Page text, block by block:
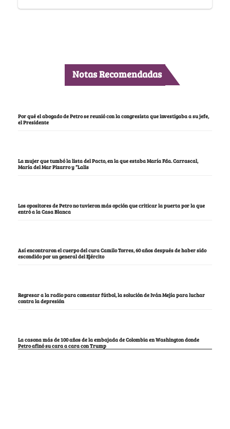
Notas Recomendadas
Por qué el abogado de Petro se reunió con la congresista que investigaba a su jefe,
el Presidente
La mujer que tumbó la lista del Pacto, en la que estaba María Fda. Carrascal,
María del Mar Pizarro y “Lalis
Los opositores de Petro no tuvieron más opción que criticar la puerta por la que
entró a la Casa Blanca
Así encontraron el cuerpo del cura Camilo Torres, 60 años después de haber sido
escondido por un general del Ejército
Regresar a la radio para comentar fútbol, la solución de Iván Mejía para luchar
contra la depresión
La casona más de 100 años de la embajada de Colombia en Washington donde
Petro afinó su cara a cara con Trump